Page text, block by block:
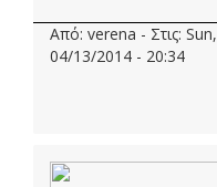
Από: verena - Στις: Sun,
04/13/2014 - 20:34